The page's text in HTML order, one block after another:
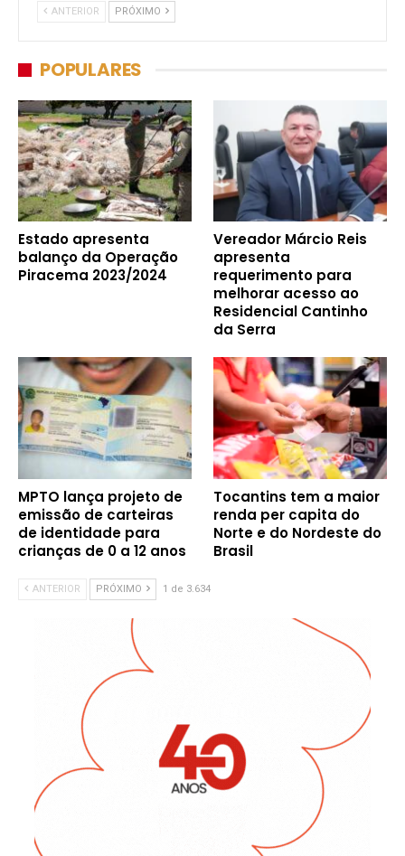
ANTERIOR PRÓXIMO
POPULARES
Estado apresenta
balanço da Operação
Piracema 2023/2024
Vereador Márcio Reis
apresenta
requerimento para
melhorar acesso ao
Residencial Cantinho
da Serra
MPTO lança projeto de
emissão de carteiras
de identidade para
crianças de 0 a 12 anos
Tocantins tem a maior
renda per capita do
Norte e do Nordeste do
Brasil
ANTERIOR PRÓXIMO 1 de 3.634